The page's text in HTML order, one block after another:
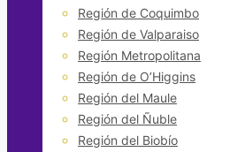
Región de Coquimbo
Región de Valparaiso
Región Metropolitana
Región de O’Higgins
Región del Maule
Región del Ñuble
Región del Biobío